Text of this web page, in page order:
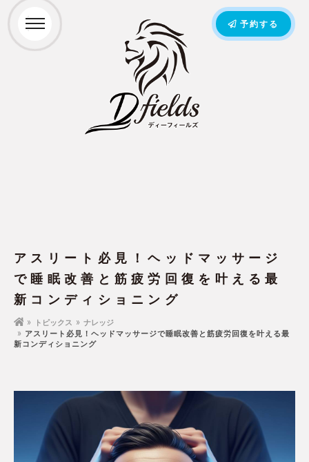
予約する
アスリート必見！ヘッドマッサージ
で睡眠改善と筋疲労回復を叶える最
新コンディショニング
トピックス
ナレッジ
アスリート必見！ヘッドマッサージで睡眠改善と筋疲労回復を叶える最
新コンディショニング